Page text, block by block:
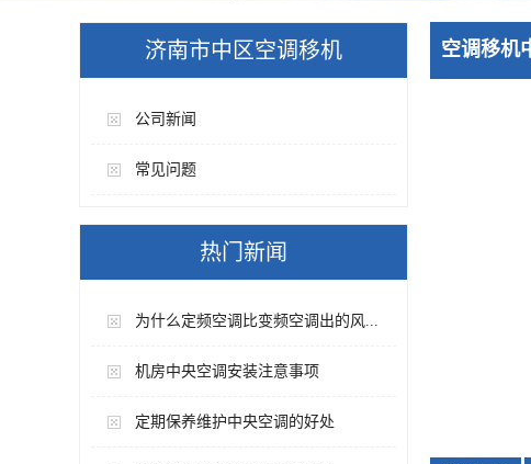
济南市中区空调移机
公司新闻
常见问题
热门新闻
为什么定频空调比变频空调出的风...
机房中央空调安装注意事项
定期保养维护中央空调的好处
空调移机